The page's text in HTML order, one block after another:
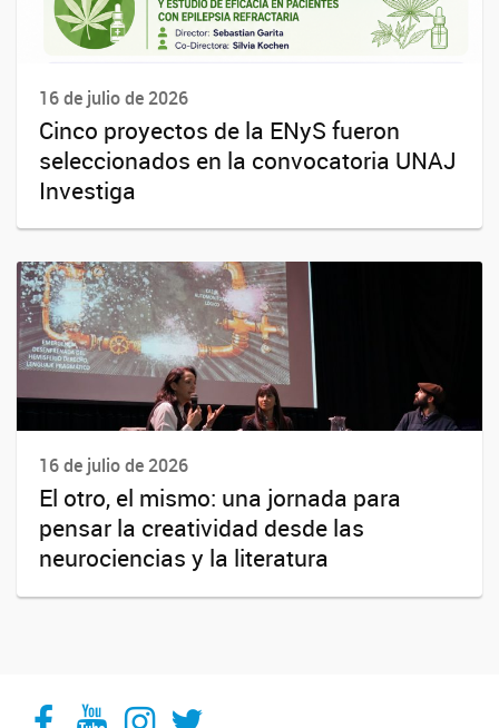
16 de julio de 2026
Cinco proyectos de la ENyS fueron
seleccionados en la convocatoria UNAJ
Investiga
16 de julio de 2026
El otro, el mismo: una jornada para
pensar la creatividad desde las
neurociencias y la literatura
Facebook
YouTube
Instagram
Twitter